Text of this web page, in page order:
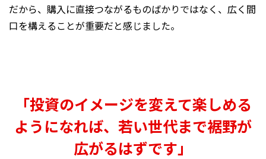
だから、購入に直接つながるものばかりではなく、広く間
口を構えることが重要だと感じました。
「投資のイメージを変えて楽しめる
ようになれば、若い世代まで裾野が
広がるはずです」